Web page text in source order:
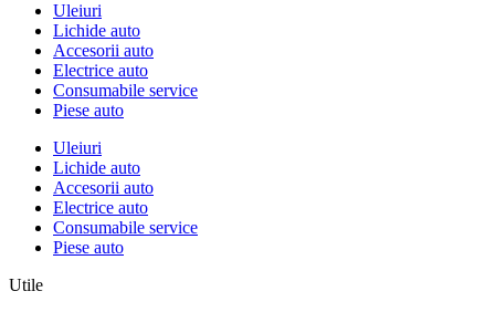
Uleiuri
Lichide auto
Accesorii auto
Electrice auto
Consumabile service
Piese auto
Uleiuri
Lichide auto
Accesorii auto
Electrice auto
Consumabile service
Piese auto
Utile